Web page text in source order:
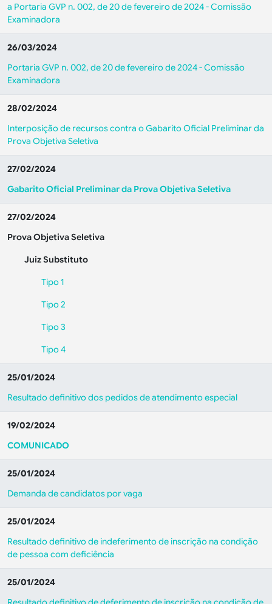
a Portaria GVP n. 002, de 20 de fevereiro de 2024 - Comissão
Examinadora
26/03/2024
Portaria GVP n. 002, de 20 de fevereiro de 2024 - Comissão
Examinadora
28/02/2024
Interposição de recursos contra o Gabarito Oficial Preliminar da
Prova Objetiva Seletiva
27/02/2024
Gabarito Oficial Preliminar da Prova Objetiva Seletiva
27/02/2024
Prova Objetiva Seletiva
Juiz Substituto
Tipo 1
Tipo 2
Tipo 3
Tipo 4
25/01/2024
Resultado definitivo dos pedidos de atendimento especial
19/02/2024
COMUNICADO
25/01/2024
Demanda de candidatos por vaga
25/01/2024
Resultado definitivo de indeferimento de inscrição na condição
de pessoa com deficiência
25/01/2024